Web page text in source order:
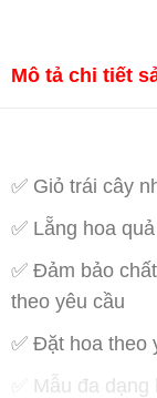
Mô tả chi tiết
✅ Giỏ trái cây
✅ Lẵng hoa
✅ Đảm bảo
theo yêu cầu
✅ Đặt hoa theo
✅ Mẫu đa